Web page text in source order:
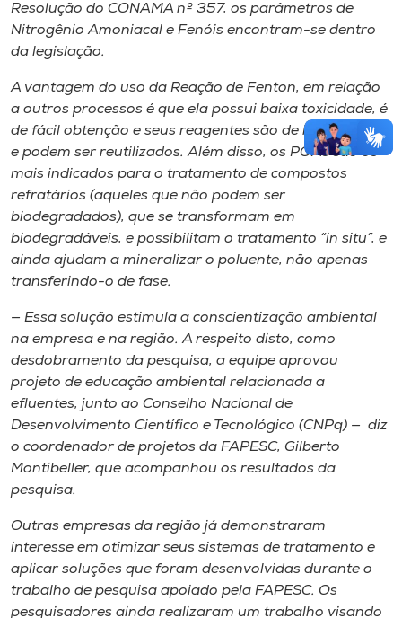
Resolução do CONAMA nº 357, os parâmetros de
Nitrogênio Amoniacal e Fenóis encontram-se dentro
da legislação.
A vantagem do uso da Reação de Fenton, em relação
a outros processos é que ela possui baixa toxicidade, é
de fácil obtenção e seus reagentes são de baixo custo
e podem ser reutilizados. Além disso, os POAs são os
mais indicados para o tratamento de compostos
refratários (aqueles que não podem ser
biodegradados), que se transformam em
biodegradáveis, e possibilitam o tratamento “in situ”, e
ainda ajudam a mineralizar o poluente, não apenas
transferindo-o de fase.
— Essa solução estimula a conscientização ambiental
na empresa e na região. A respeito disto, como
desdobramento da pesquisa, a equipe aprovou
projeto de educação ambiental relacionada a
efluentes, junto ao Conselho Nacional de
Desenvolvimento Científico e Tecnológico (CNPq) — diz
o coordenador de projetos da FAPESC, Gilberto
Montibeller, que acompanhou os resultados da
pesquisa.
Outras empresas da região já demonstraram
interesse em otimizar seus sistemas de tratamento e
aplicar soluções que foram desenvolvidas durante o
trabalho de pesquisa apoiado pela FAPESC. Os
pesquisadores ainda realizaram um trabalho visando